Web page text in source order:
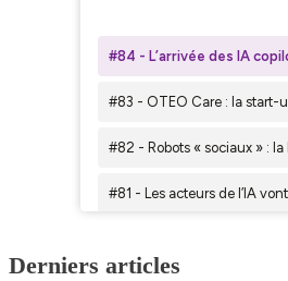
Derniers articles